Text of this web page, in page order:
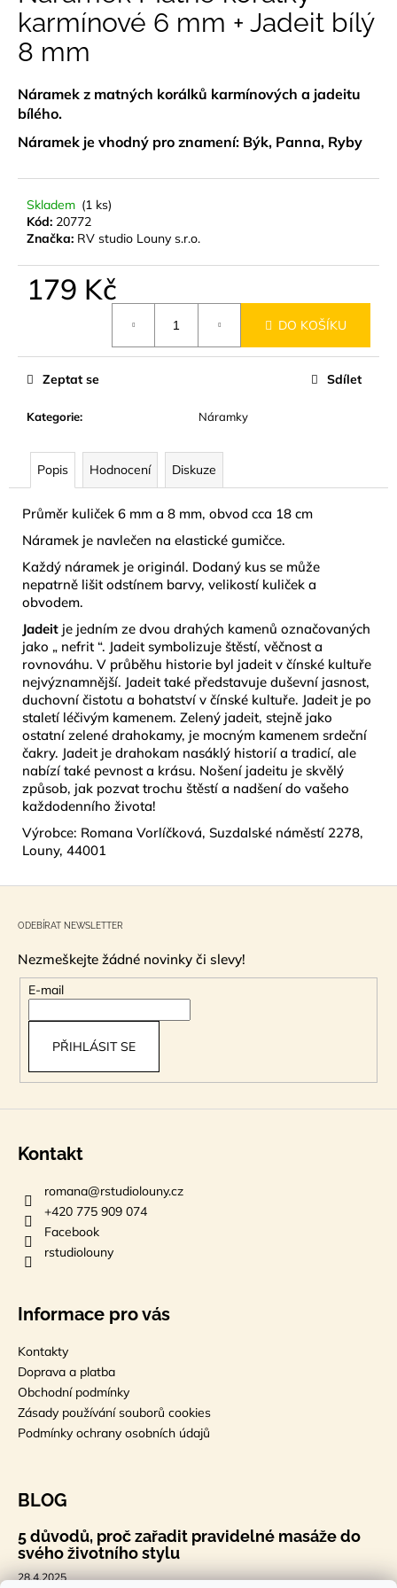
0,0
z
5
karmínové 6 mm + Jadeit bílý
8 mm
Náramek z matných korálků karmínových a jadeitu
bílého.
Náramek je vhodný pro znamení: Býk, Panna, Ryby
Skladem (1 ks)
Kód: 20772
Značka: RV studio Louny s.r.o.
179 Kč
DO KOŠÍKU
Kategorie: Náramky
Zeptat se Sdílet
Popis Hodnocení Diskuze
Průměr kuliček 6 mm a 8 mm, obvod cca 18 cm
Náramek je navlečen na elastické gumičce.
Každý náramek je originál. Dodaný kus se může
nepatrně lišit odstínem barvy, velikostí kuliček a
obvodem.
Jadeit je jedním ze dvou drahých kamenů označovaných
jako „ nefrit “. Jadeit symbolizuje štěstí, věčnost a
rovnováhu. V průběhu historie byl jadeit v čínské kultuře
nejvýznamnější. Jadeit také představuje duševní jasnost,
duchovní čistotu a bohatství v čínské kultuře. Jadeit je po
staletí léčivým kamenem. Zelený jadeit, stejně jako
ostatní zelené drahokamy, je mocným kamenem srdeční
čakry. Jadeit je drahokam nasáklý historií a tradicí, ale
nabízí také pevnost a krásu. Nošení jadeitu je skvělý
způsob, jak pozvat trochu štěstí a nadšení do vašeho
každodenního života!
Výrobce: Romana Vorlíčková, Suzdalské náměstí 2278,
Louny, 44001
a
j
í
t
?
r
u
u
KRÉM
DO
SOLÁRIA
-
DARK
SUNSHINE
15
ML
74
Kč
ODEBÍRAT NEWSLETTER
Nezmeškejte žádné novinky či slevy!
E-mail
PŘIHLÁSIT SE
Kontakt
romana@rstudiolouny.cz
+420 775 909 074
Facebook
rstudiolouny
Informace pro vás
Kontakty
Doprava a platba
Obchodní podmínky
Zásady používání souborů cookies
Podmínky ochrany osobních údajů
BLOG
5 důvodů, proč zařadit pravidelné masáže do
svého životního stylu
28.4.2025